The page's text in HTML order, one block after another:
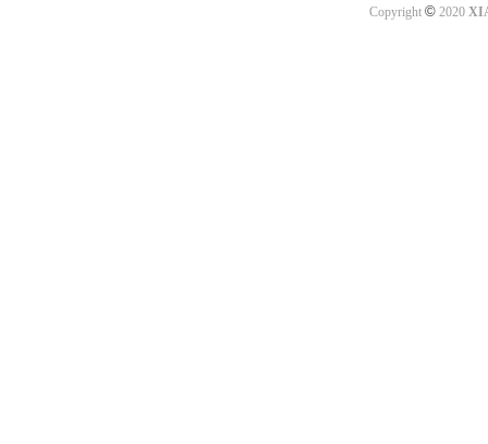
Copyright ©2020